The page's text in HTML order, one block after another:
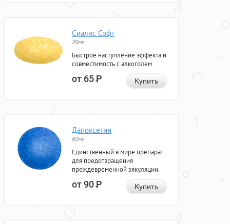
Сиалис Софт
20мг
Быстрое наступление эффекта и
совместимость с алкоголем.
от 65Р Купить
Дапоксетин
60мг
Единственный в мире препарат
для предотвращения
преждевременной эякуляции.
от 90Р Купить